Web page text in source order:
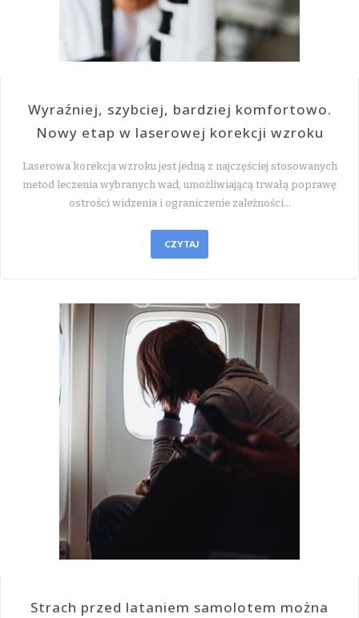
Wyraźniej, szybciej, bardziej komfortowo.
Nowy etap w laserowej korekcji wzroku
Laserowa korekcja wzroku jest jedną z najczęściej stosowanych
metod leczenia wybranych wad, umożliwiającą trwałą poprawę
ostrości widzenia i ograniczenie zależności…
CZYTAJ
Strach przed lataniem samolotem można